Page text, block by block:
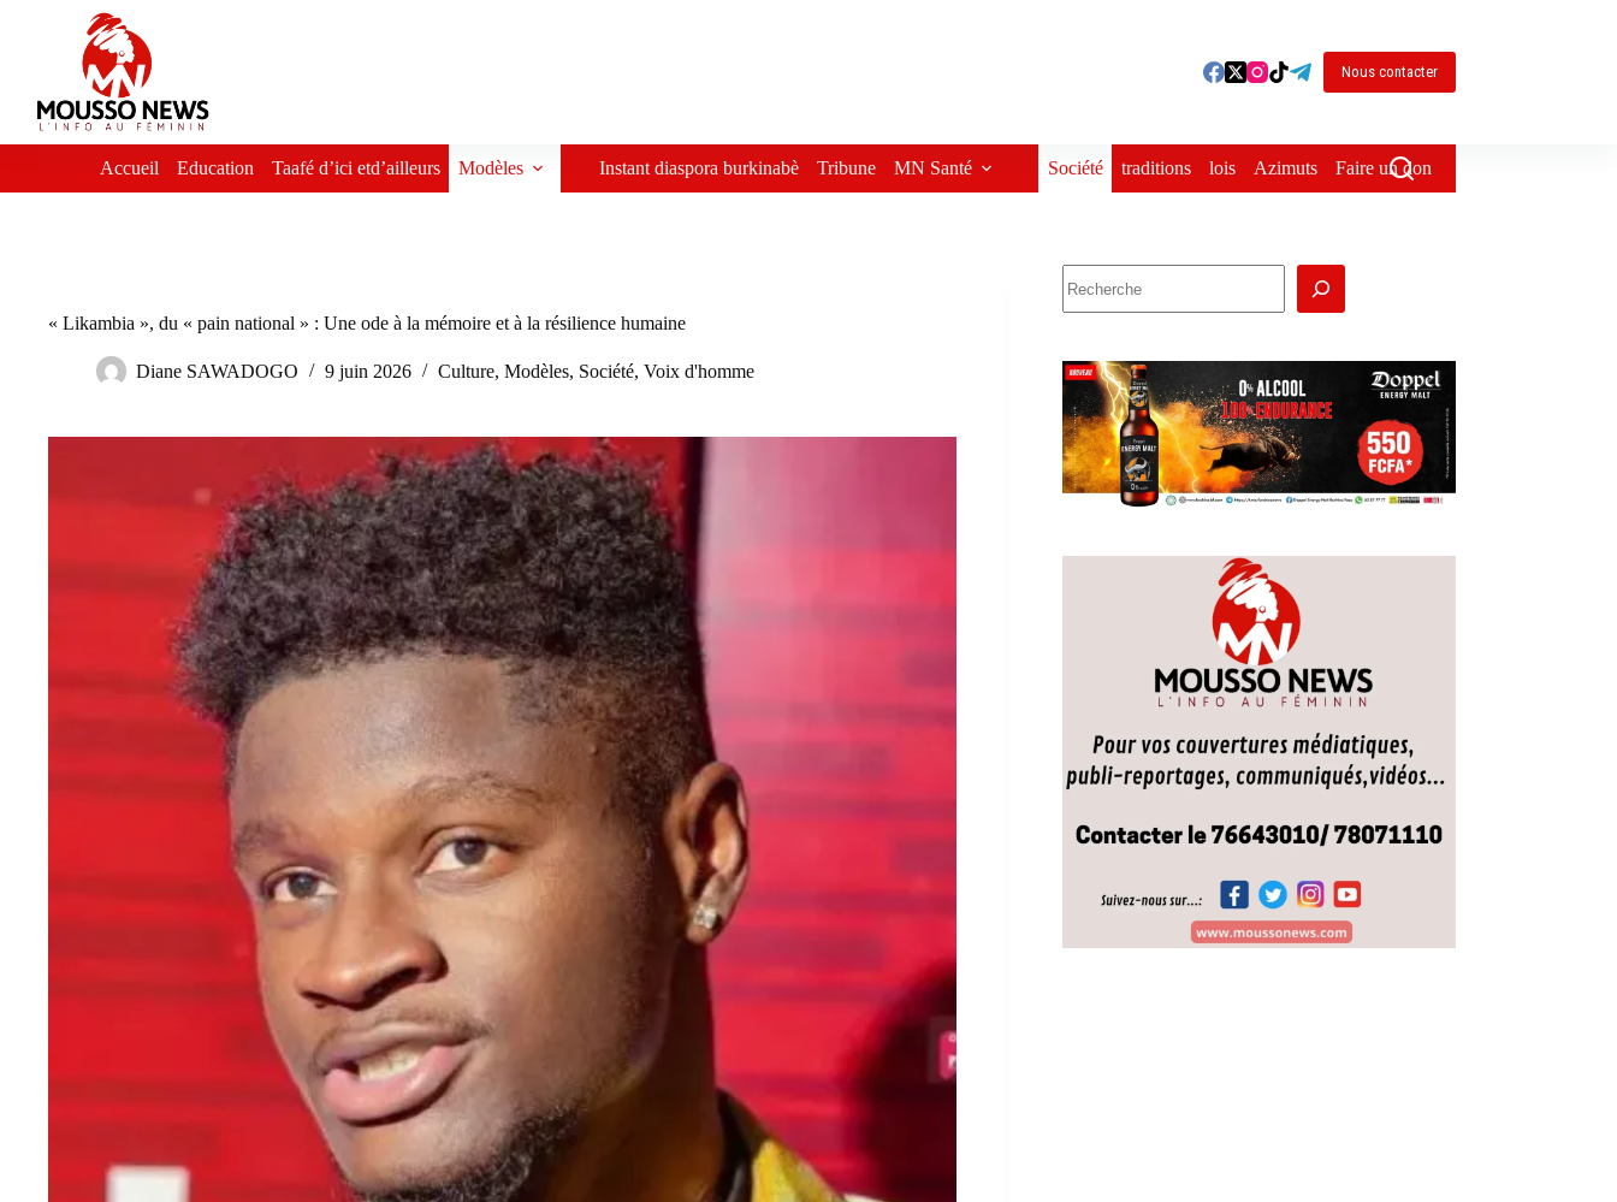
Nous contacter
Accueil Education Taafé d’ici etd’ailleurs Modèles Instant diaspora burkinabè Tribune MN Santé Société traditions lois Azimuts Faire un don
« Likambia », du « pain national » : Une ode à la mémoire et à la résilience humaine
Diane SAWADOGO 9 juin 2026 Culture, Modèles, Société, Voix d'homme